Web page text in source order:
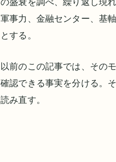
軍事力、金融センター、基
とする。
以前のこの記事では、その
確認できる事実を分ける。
読み直す。